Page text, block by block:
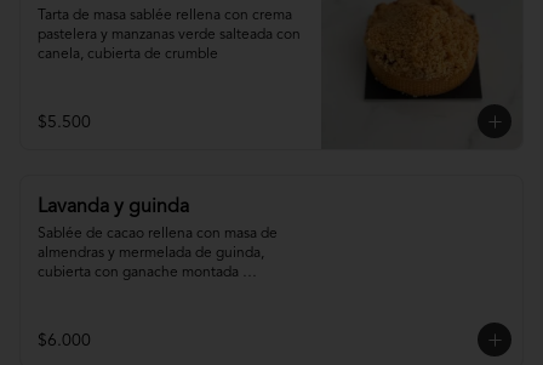
Tarta de masa sablée rellena con crema
pastelera y manzanas verde salteada con
canela, cubierta de crumble
$5.500
Lavanda y guinda
Sablée de cacao rellena con masa de
almendras y mermelada de guinda,
cubierta con ganache montada
$6.000